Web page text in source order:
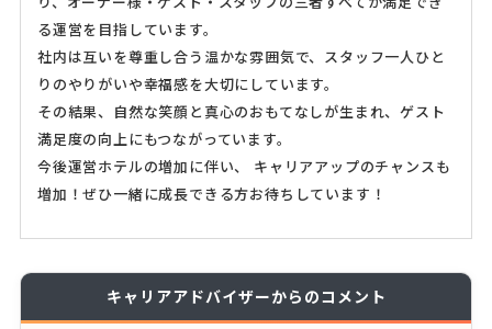
る運営を目指しています。
社内は互いを尊重し合う温かな雰囲気で、スタッフ一人ひと
りのやりがいや幸福感を大切にしています。
その結果、自然な笑顔と真心のおもてなしが生まれ、ゲスト
満足度の向上にもつながっています。
今後運営ホテルの増加に伴い、 キャリアアップのチャンスも
増加！ぜひ一緒に成長できる方お待ちしています！
キャリアアドバイザーからのコメント